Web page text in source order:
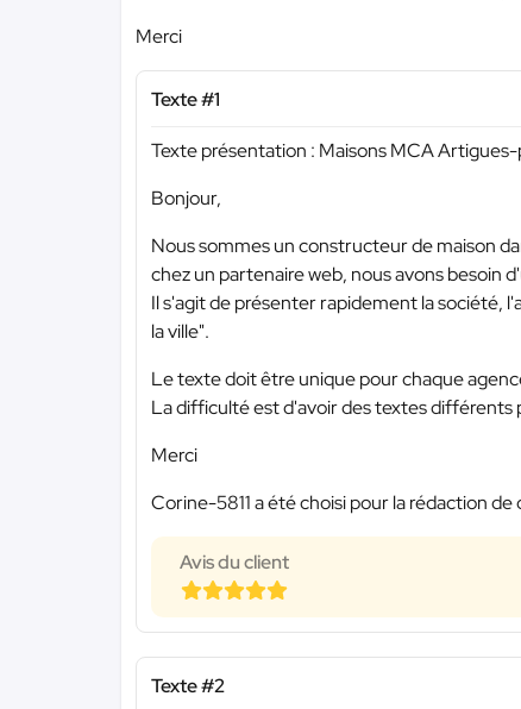
Merci
Texte #1
Texte présentation : Maisons MCA
Bonjour,
Nous sommes un constructeur de maison
chez un partenaire web, nous avons besoin
Il s'agit de présenter rapidement la société,
la ville".
Le texte doit être unique pour chaque
La difficulté est d'avoir des textes différents
Merci
Corine-5811 a été choisi pour la rédaction de
Avis du client
Texte #2